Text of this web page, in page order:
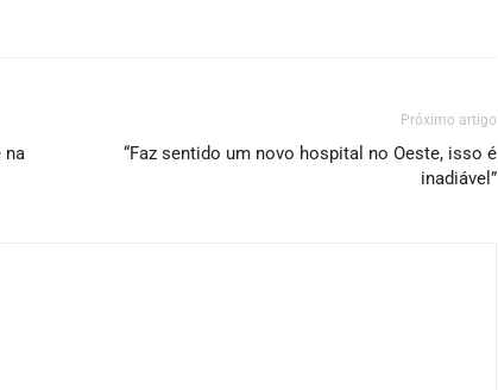
na
Próximo artigo
“Faz sentido um novo hospital no Oeste, isso é
inadiável”